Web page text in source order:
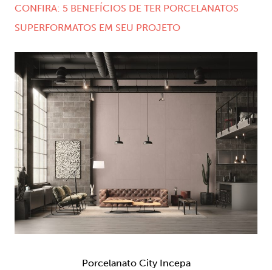
CONFIRA: 5 BENEFÍCIOS DE TER PORCELANATOS
SUPERFORMATOS EM SEU PROJETO
Porcelanato City Incepa